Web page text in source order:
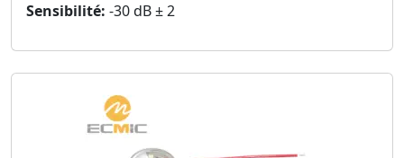
Sensibilité: -30 dB ± 2